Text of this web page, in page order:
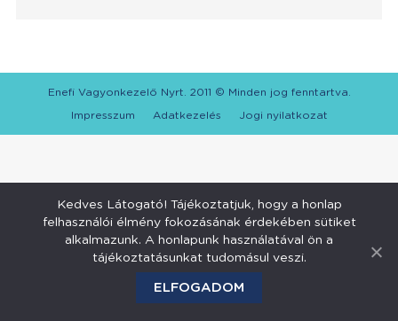
Enefi Vagyonkezelő Nyrt. 2011 © Minden jog fenntartva.
Impresszum Adatkezelés Jogi nyilatkozat
Kedves Látogató! Tájékoztatjuk, hogy a honlap
felhasználói élmény fokozásának érdekében sütiket
alkalmazunk. A honlapunk használatával ön a
tájékoztatásunkat tudomásul veszi.
ELFOGADOM